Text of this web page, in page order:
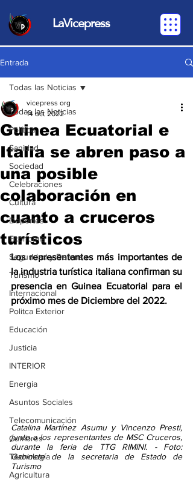
LaVicepress
Entrada
Todas las Noticias
Política
Sanidad
Sociedad
Celebraciones
Cultura
Deportes
Economia
Seguridad y Defensa
Turismo
Internacional
Politca Exterior
Educación
Justicia
INTERIOR
Energia
Asuntos Sociales
Telecomunicación
Cumbres
Tecnología
Agricultura
Todas las Noticias
Guinea Ecuatorial e
Italia se abren paso a
una posible
colaboración en
cuanto a cruceros
turísticos
vicepress org
14 oct 2022
Los representantes más importantes de
la industria turística italiana confirman su
presencia en Guinea Ecuatorial para el
próximo mes de Diciembre del 2022.
Catalina Martínez Asumu y Vincenzo Presti,
junto a los representantes de MSC Cruceros,
durante la feria de TTG RIMINI. - Foto:
Gabinete de la secretaria de Estado de
Turismo